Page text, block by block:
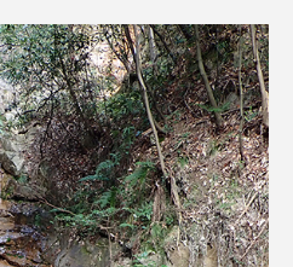
KDDI
求 The 牛肉
LAND
バス